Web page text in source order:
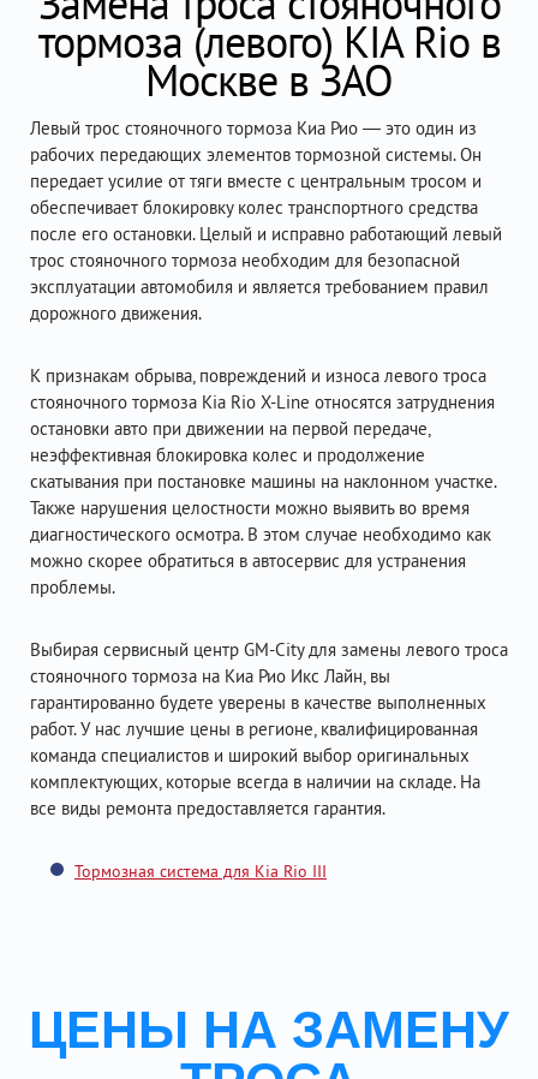
тормоза (левого) KIA Rio в
Москве в ЗАО
Левый трос стояночного тормоза Киа Рио — это один из
рабочих передающих элементов тормозной системы. Он
передает усилие от тяги вместе с центральным тросом и
обеспечивает блокировку колес транспортного средства
после его остановки. Целый и исправно работающий левый
трос стояночного тормоза необходим для безопасной
эксплуатации автомобиля и является требованием правил
дорожного движения.
К признакам обрыва, повреждений и износа левого троса
стояночного тормоза Kia Rio X-Line относятся затруднения
остановки авто при движении на первой передаче,
неэффективная блокировка колес и продолжение
скатывания при постановке машины на наклонном участке.
Также нарушения целостности можно выявить во время
диагностического осмотра. В этом случае необходимо как
можно скорее обратиться в автосервис для устранения
проблемы.
Выбирая сервисный центр GM-City для замены левого троса
стояночного тормоза на Киа Рио Икс Лайн, вы
гарантированно будете уверены в качестве выполненных
работ. У нас лучшие цены в регионе, квалифицированная
команда специалистов и широкий выбор оригинальных
комплектующих, которые всегда в наличии на складе. На
все виды ремонта предоставляется гарантия.
Тормозная система для Kia Rio III
ЦЕНЫ НА ЗАМЕНУ